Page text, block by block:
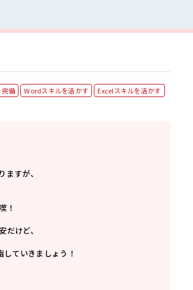
完備 Wordスキルを活かす
Excelスキルを活かす
ますが、
！
だけど、
ていきましょう！